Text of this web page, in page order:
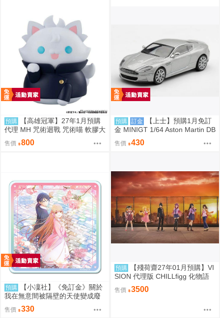
預購
【高雄冠軍】27年1月預購
代理 MH 咒術迴戰 咒術喵 軟膠大
貓咪 五條悟 再版 免訂金0813
售價 800
預購 訂金
【上士】預購1月免訂
金 MINIGT 1/64 Aston Martin DB
S 2008 銀2008 右駕 39674 080
9
售價 430
預購
【小凜社】《免訂金》關於
我在無意間被隔壁的天使變成廢
柴這件事2 椎名真晝 賞櫻 小惡魔
偶像 愚人節 情人節 壓克力杯墊
售價 330
預購
【殘荷齋27年01月預購】VI
SION 代理版 CHILLfigg 化物語
盒玩 中盒6入 0923
售價 3500